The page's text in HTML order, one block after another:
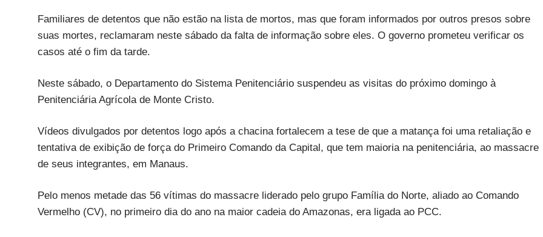
Familiares de detentos que não estão na lista de mortos, mas que foram informados por outros presos sobre
suas mortes, reclamaram neste sábado da falta de informação sobre eles. O governo prometeu verificar os
casos até o fim da tarde.
Neste sábado, o Departamento do Sistema Penitenciário suspendeu as visitas do próximo domingo à
Penitenciária Agrícola de Monte Cristo.
Vídeos divulgados por detentos logo após a chacina fortalecem a tese de que a matança foi uma retaliação e
tentativa de exibição de força do Primeiro Comando da Capital, que tem maioria na penitenciária, ao massacre
de seus integrantes, em Manaus.
Pelo menos metade das 56 vítimas do massacre liderado pelo grupo Família do Norte, aliado ao Comando
Vermelho (CV), no primeiro dia do ano na maior cadeia do Amazonas, era ligada ao PCC.